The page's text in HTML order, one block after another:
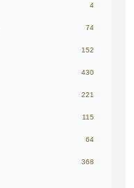
4
74
152
430
221
115
64
368